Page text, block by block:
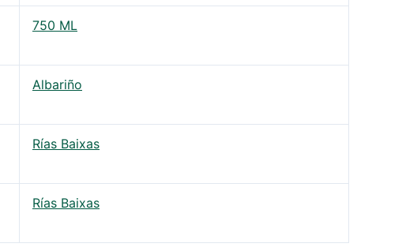
750 ML
Albariño
Rías Baixas
Rías Baixas